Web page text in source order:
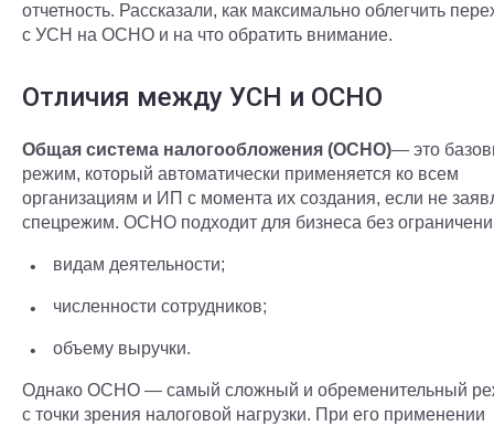
отчетность. Рассказали, как максимально облегчить
с УСН на ОСНО и на что обратить внимание.
Отличия между УСН и ОСНО
Общая система налогообложения (ОСНО)— это
режим, который автоматически применяется ко всем
организациям и ИП с момента их создания, если не
спецрежим. ОСНО подходит для бизнеса без
видам деятельности;
численности сотрудников;
объему выручки.
Однако ОСНО — самый сложный и обременительный
с точки зрения налоговой нагрузки. При его применении